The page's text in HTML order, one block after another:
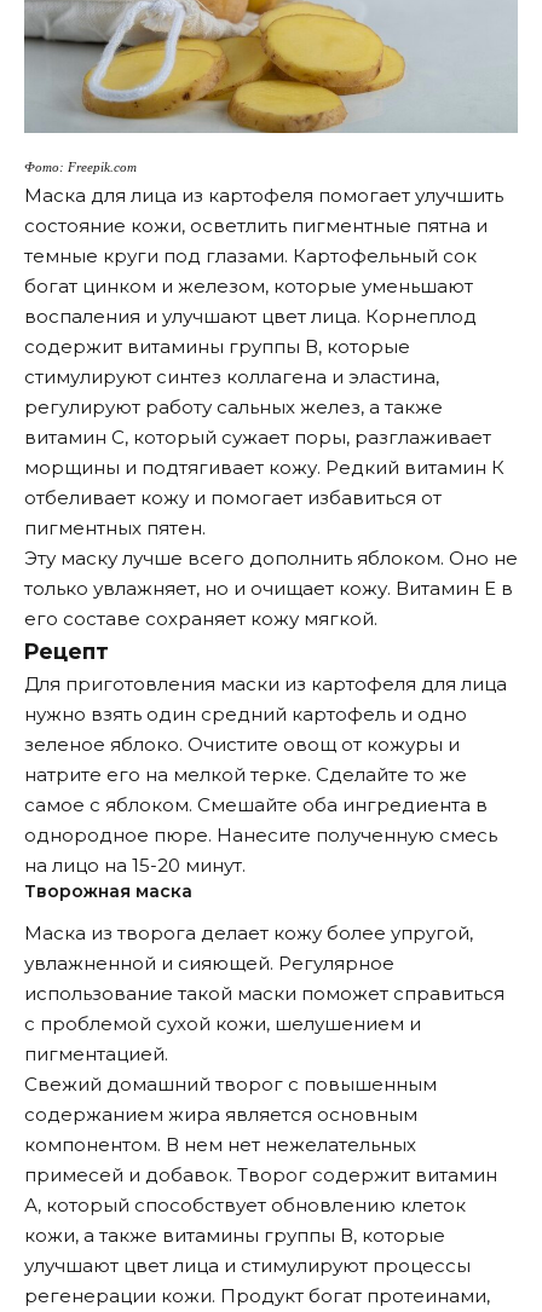
Фото: Freepik.com
Маска для лица из картофеля помогает улучшить
состояние кожи, осветлить пигментные пятна и
темные круги под глазами. Картофельный сок
богат цинком и железом, которые уменьшают
воспаления и улучшают цвет лица. Корнеплод
содержит витамины группы В, которые
стимулируют синтез коллагена и эластина,
регулируют работу сальных желез, а также
витамин С, который сужает поры, разглаживает
морщины и подтягивает кожу. Редкий витамин К
отбеливает кожу и помогает избавиться от
пигментных пятен.
Эту маску лучше всего дополнить яблоком. Оно не
только увлажняет, но и очищает кожу. Витамин Е в
его составе сохраняет кожу мягкой.
Рецепт
Для приготовления маски из картофеля для лица
нужно взять один средний картофель и одно
зеленое яблоко. Очистите овощ от кожуры и
натрите его на мелкой терке. Сделайте то же
самое с яблоком. Смешайте оба ингредиента в
однородное пюре. Нанесите полученную смесь
на лицо на 15-20 минут.
Творожная маска
Маска из творога делает кожу более упругой,
увлажненной и сияющей. Регулярное
использование такой маски поможет справиться
с проблемой сухой кожи, шелушением и
пигментацией.
Свежий домашний творог с повышенным
содержанием жира является основным
компонентом. В нем нет нежелательных
примесей и добавок. Творог содержит витамин
А, который способствует обновлению клеток
кожи, а также витамины группы В, которые
улучшают цвет лица и стимулируют процессы
регенерации кожи. Продукт богат протеинами,